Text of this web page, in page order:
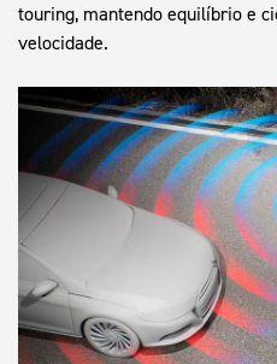
touring, mantendo equilíbrio e
velocidade.